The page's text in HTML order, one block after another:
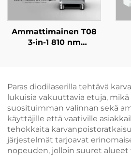
Ammattimainen T08
3-in-1 810 nm
6/12×12 / 12×24 mm
kohdealue kasvoille ja
keholle, hieronta- ja
kauneuslaitteisto,
säädettävä 755, 808 ja
1064 nm -
aallonpituudella
Paras diodilaserilla tehtävä
lukuisia vakuuttavia etuja,
suosituimman valinnan sekä
käyttäjille että vaativille
tehokkaita
järjestelmät tarjoavat
nopeuden, jolloin suuret alueet